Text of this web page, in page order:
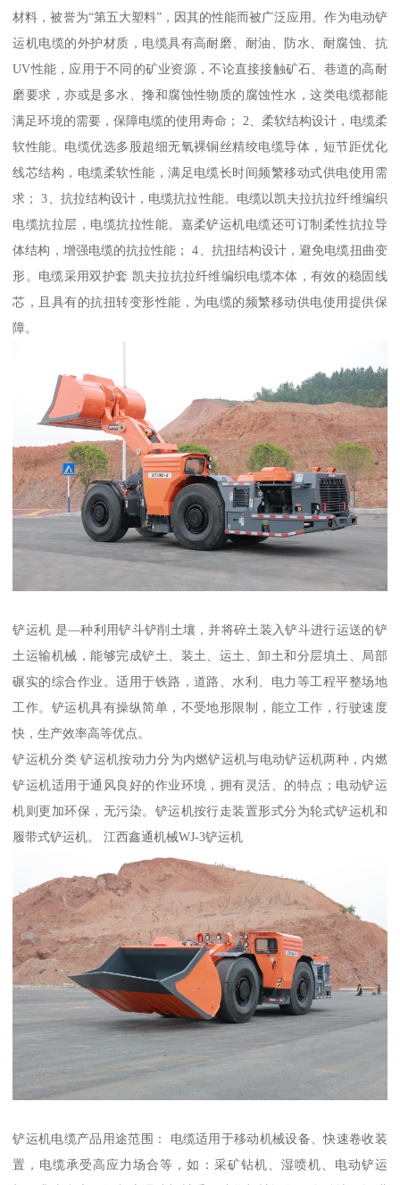
材料，被誉为“第五大塑料”，因其的性能而被广泛应用。作为电动铲
运机电缆的外护材质，电缆具有高耐磨、耐油、防水、耐腐蚀、抗
UV性能，应用于不同的矿业资源，不论直接接触矿石、巷道的高耐
磨要求，亦或是多水、搀和腐蚀性物质的腐蚀性水，这类电缆都能
满足环境的需要，保障电缆的使用寿命； 2、柔软结构设计，电缆柔
软性能。电缆优选多股超细无氧裸铜丝精绞电缆导体，短节距优化
线芯结构，电缆柔软性能，满足电缆长时间频繁移动式供电使用需
求； 3、抗拉结构设计，电缆抗拉性能。电缆以凯夫拉抗拉纤维编织
电缆抗拉层，电缆抗拉性能。嘉柔铲运机电缆还可订制柔性抗拉导
体结构，增强电缆的抗拉性能； 4、抗扭结构设计，避免电缆扭曲变
形。电缆采用双护套 凯夫拉抗拉纤维编织电缆本体，有效的稳固线
芯，且具有的抗扭转变形性能，为电缆的频繁移动供电使用提供保
障。
铲运机 是—种利用铲斗铲削土壤，并将碎土装入铲斗进行运送的铲
土运输机械，能够完成铲土、装土、运土、卸土和分层填土、局部
碾实的综合作业。适用于铁路，道路、水利、电力等工程平整场地
工作。铲运机具有操纵简单，不受地形限制，能立工作，行驶速度
快，生产效率高等优点。
铲运机分类 铲运机按动力分为内燃铲运机与电动铲运机两种，内燃
铲运机适用于通风良好的作业环境，拥有灵活、的特点；电动铲运
机则更加环保，无污染。铲运机按行走装置形式分为轮式铲运机和
履带式铲运机。 江西鑫通机械WJ-3铲运机
铲运机电缆产品用途范围： 电缆适用于移动机械设备、快速卷收装
置，电缆承受高应力场合等，如：采矿钻机、湿喷机、电动铲运